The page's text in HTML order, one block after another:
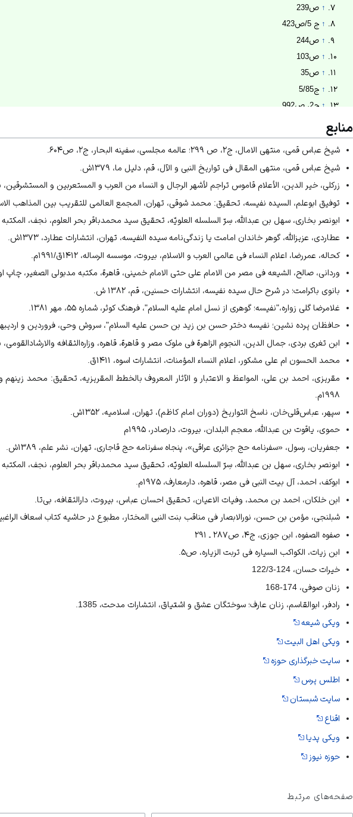
↑ ص239
↑ ج 5/ص423
↑ ص244
↑ ص103
↑ ص35
↑ ج5/85
↑ ج2، ص992
↑ سایت خبرگذاری حوزه
↑ ویکی شیعه
↑ سایت خبرگذاری حوزه
↑ شبستان
↑
رادفر، ابوالقاسم، زنان عارف؛ سوختگان عشق و اشتیاق، انتشارات مدحت، 1385، ص252
منابع
شیخ عباس قمی، منتهی الامال، ج۲، ص ۲۹۹؛ عالمه مجلسی، سفینه البحار، ج۲، ص۶۰۴.
شیخ عباس قمی، منتهی المقال فی تواریخ النبی و الآل، قم، دلیل ما، ۱۳۷۹ش.
زرکلی، خیر الدین، الأعلام قاموس تراجم لأشهر الرجال و النساء من العرب و المستعربین و المستشرقین، بیروت،‌
توفیق ابوعلم، السیده نفیسه، تحقیق: محمد شوقی، تهران، المجمع العالمی للتقریب بین المذاهب الاسلامیه،
ابونصر بخاری، سهل بن عبدالله، سِرّ السلسله العلویّه، تحقیق سید محمدباقر بحر العلوم، نجف، المکتبه
عطاردی، عزیزالله، گوهر خاندان امامت یا زندگی‌نامه سیده النفیسه، تهران، انتشارات عطارد، ۱۳۷۳ش.
کحاله، عمررضا، اعلام النساء فی عالمی العرب و الاسلام، بیروت، موسسه الرساله، ۱۴۱۲ق/۱۹۹۱م.
وردانی، صالح، الشیعه فی مصر من الامام علی حتی الامام خمینی، قاهرة، مکتبه مدبولی الصغیر، چاپ اول،
بانوی باکرامت؛ در شرح حال سیده نفیسه، انتشارات حسنین، قم، ۱۳۸۲ ش.
غلامرضا گلی زواره،"نفیسه؛ گوهری از نسل امام علیه السلام"، فرهنگ کوثر، شماره ۵۵، مهر ۱۳۸۱.
حافظان پرده نشین؛ نفیسه دختر حسن بن زید بن حسن علیه السلام"، سروش وحی، فروردین و اردیبهشت ۱۳۸۳،
ابن تغری بردی، جمال الدین، النجوم الزاهرة فی ملوک مصر و قاهرة، قاهره، وزاره‌‌ال‍ث‍ق‍اف‍ه‌ و‌الارش‍اد‌ال‍ق‍وم‍ی‌،
محمد الحسون ام علی مشکور، اعلام النساء المؤمنات، انتشارات اسوه، ۱۴۱۱ق.
مقریزی، احمد بن علی، المواعظ و الاعتبار و الآثار المعروف بالخطط المقریزیه، تحقیق: محمد زینهم
۱۹۹۸م.
سپهر، عباس‌قلی‌خان، ناسخ التواریخ (دوران امام کاظم)، تهران، اسلامیه، ۱۳۵۲ش.
حموی، یاقوت بن عبدالله، معجم البلدان، بیروت، دارصادر، ۱۹۹۵م
جعفریان، رسول، «سفرنامه حج جزائری عراقی»، پنجاه سفرنامه حج قاجاری، تهران، نشر علم، ۱۳۸۹ش.
ابونصر بخاری، سهل بن عبدالله، سِرّ السلسله العلویّه، تحقیق سید محمدباقر بحر العلوم، نجف، المکتبه
ابوکف، احمد، آل بیت النبی فی مصر، قاهره، دارمعارف، ۱۹۷۵م.
ابن خلکان، احمد بن محمد، وفیات الاعیان، تحقیق احسان عباس، بیروت، دارالثقافه، بی‌تا.
شبلنجی، مؤمن بن حسن، نورالابصار فی مناقب بنت النبی المختار، مطبوع در حاشیه کتاب اسعاف
صفوه الصفوه، ابن جوزی، ج۴، ص۲۸۷ ـ ۲۹۱
ابن زیات، الکواکب السیاره فی تربت الزیاره، ص۵.
خیرات حسان، 124-122/3
زنان صوفی، 174-168
رادفر، ابوالقاسم، زنان عارف؛ سوختگان عشق و اشتیاق، انتشارات مدحت، 1385.
ویکی شیعه
ویکی اهل البیت
سایت خبرگذاری حوزه
اطلس پرس
سایت شبستان
اقناع
ویکی پدیا
حوزه نیوز
صفحه‌های مرتبط